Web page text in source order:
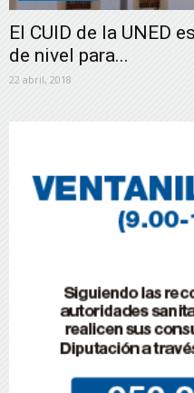
El CUID de la UNED
de nivel para...
22 abril, 2018